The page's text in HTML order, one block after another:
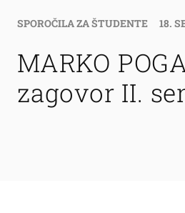
SPOROČILA ZA ŠTUDENTE 18.
MARKO
zagovor II.